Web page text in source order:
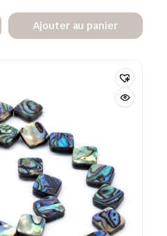
Ajouter au panier